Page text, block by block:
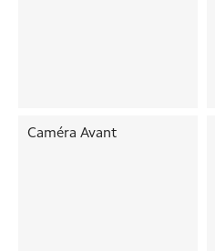
Caméra Avant